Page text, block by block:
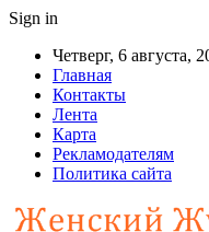
Sign in
Четверг, 6 августа,
Главная
Контакты
Лента
Карта
Рекламодателям
Политика сайта